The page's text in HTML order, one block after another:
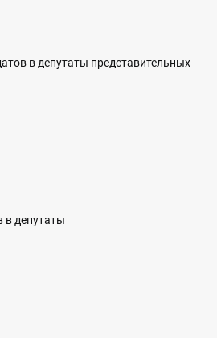
в депутаты представительных
в депутаты